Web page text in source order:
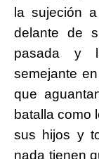
la sujeción
delante de
pasada y
semejante
que
batalla como
sus hijos y
nada tienen